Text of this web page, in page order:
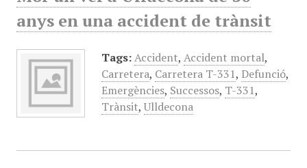
anys en una accident de trànsit
Tags: Accident, Accident mortal,
Carretera, Carretera T-331, Defunció,
Emergències, Successos, T-331,
Trànsit, Ulldecona